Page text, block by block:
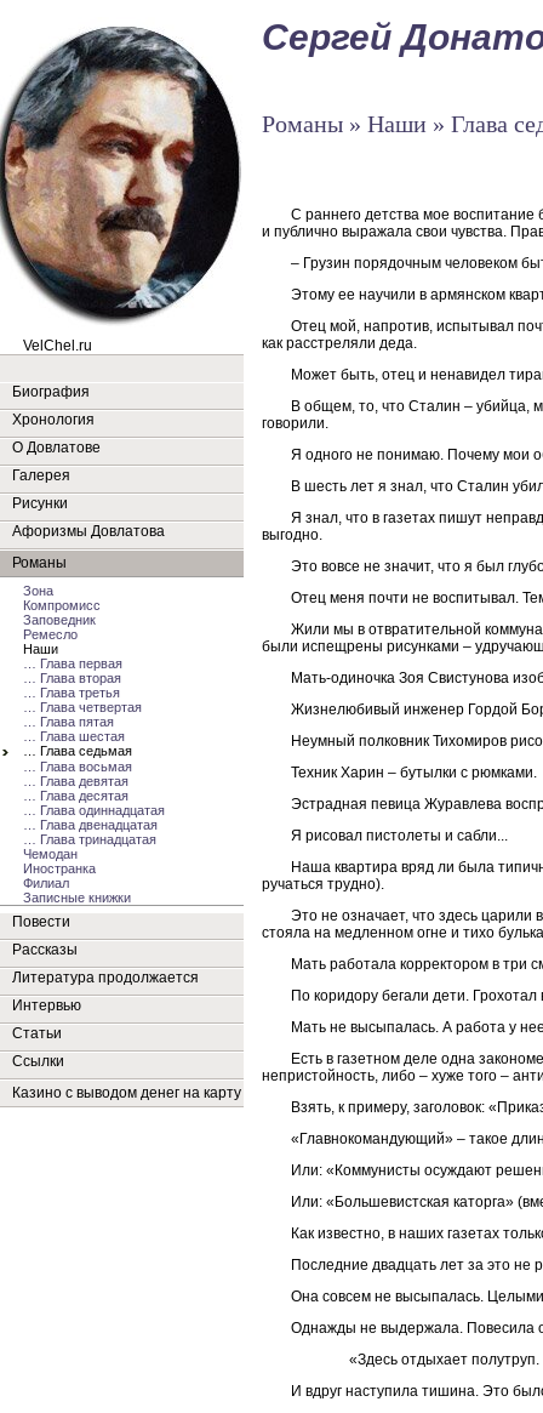
VelChel.ru
Биография
Хронология
О Довлатове
Галерея
Рисунки
Афоризмы Довлатова
Романы
Зона
Компромисс
Заповедник
Ремесло
Наши
… Глава первая
… Глава вторая
… Глава третья
… Глава четвертая
… Глава пятая
… Глава шестая
… Глава седьмая
… Глава восьмая
… Глава девятая
… Глава десятая
… Глава одиннадцатая
… Глава двенадцатая
… Глава тринадцатая
Чемодан
Иностранка
Филиал
Записные книжки
Повести
Рассказы
Литература продолжается
Интервью
Статьи
Ссылки
Казино с выводом денег на карту
Сергей
Романы » Наши » Глава
С раннего детства мое
и публично выражала свои чувства.
– Грузин порядочным человеком
Этому ее научили в армянском
Отец мой, напротив, испытывал
как расстреляли деда.
Может быть, отец и ненавидел
В общем, то, что Сталин – убийца,
говорили.
Я одного не понимаю. Почему мои
В шесть лет я знал, что Сталин
Я знал, что в газетах пишут
выгодно.
Это вовсе не значит, что я был
Отец меня почти не воспитывал.
Жили мы в отвратительной
были испещрены рисунками –
Мать-одиночка Зоя Свистунова
Жизнелюбивый инженер Гордой
Неумный полковник Тихомиров
Техник Харин – бутылки с рюмками.
Эстрадная певица Журавлева
Я рисовал пистолеты и сабли...
Наша квартира вряд ли была
ручаться трудно).
Это не означает, что здесь царили
стояла на медленном огне и тихо
Мать работала корректором в три
По коридору бегали дети.
Мать не высыпалась. А работа у
Есть в газетном деле одна
непристойность, либо – хуже того –
Взять, к примеру, заголовок:
«Главнокомандующий» – такое
Или: «Коммунисты осуждают
Или: «Большевистская каторга»
Как известно, в наших газетах
Последние двадцать лет за это не
Она совсем не высыпалась.
Однажды не выдержала. Повесила
«Здесь отдыхает
И вдруг наступила тишина. Это